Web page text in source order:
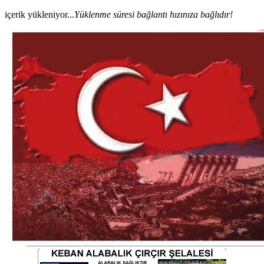
içerik yükleniyor...Yüklenme süresi bağlantı hızınıza bağlıdır!